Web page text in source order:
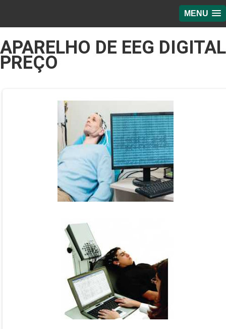
MENU
APARELHO DE EEG DIGITAL
PREÇO